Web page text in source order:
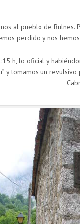
al pueblo de
perdido y nos
h, lo oficial y
y tomamos un